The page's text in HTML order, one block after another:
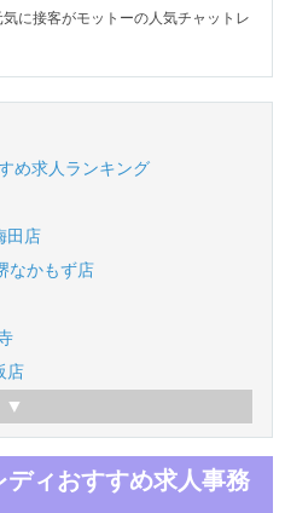
に接客がモットーの人気チャットレ
め求人ランキング
田店
なかもず店
店
ィおすすめ求人事務